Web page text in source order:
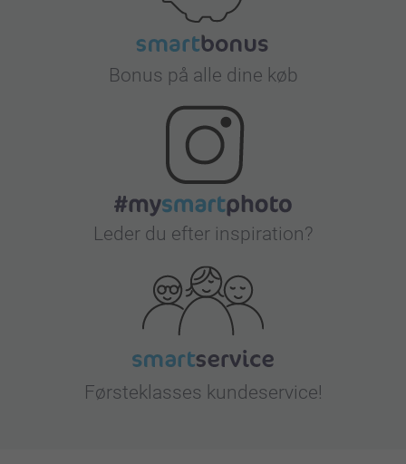
Bonus på alle dine køb
Leder du efter inspiration?
Førsteklasses kundeservice!